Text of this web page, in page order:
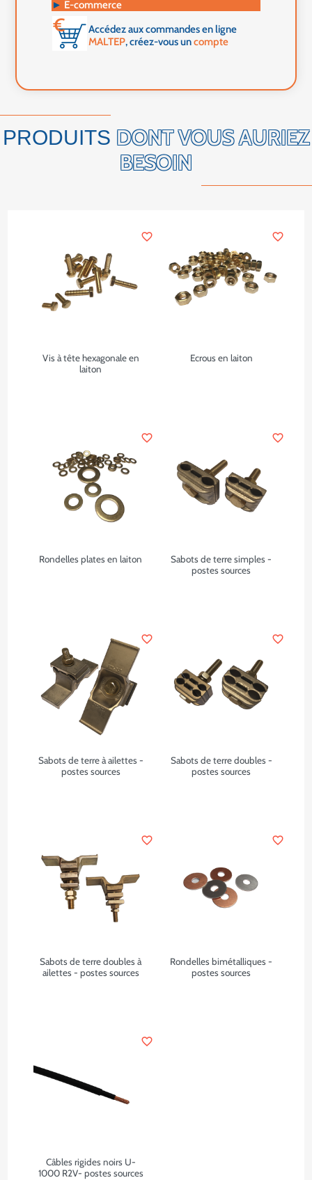
► E-commerce
Accédez aux commandes en ligne
MALTEP, créez-vous uncompte
PRODUITS DONT VOUS AURIEZ
BESOIN
Vis à tête hexagonale en
laiton
favorite_border
Ecrous en laiton
favorite_border
Rondelles plates en laiton
favorite_border
Sabots de terre simples -
postes sources
favorite_border
Sabots de terre à ailettes -
postes sources
favorite_border
Sabots de terre doubles -
postes sources
favorite_border
Sabots de terre doubles à
ailettes - postes sources
favorite_border
Rondelles bimétalliques -
postes sources
favorite_border
Câbles rigides noirs U-
1000 R2V- postes sources
favorite_border